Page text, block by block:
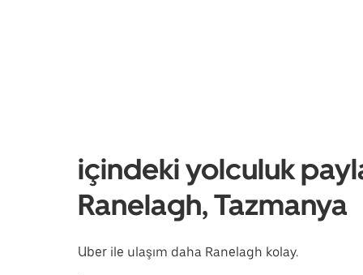
içindeki yolculuk
Ranelagh, Tazmanya
Uber ile ulaşım daha Ranelagh kolay.